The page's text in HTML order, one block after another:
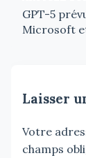
GPT-5
Microsoft
Laisser
Votre
champs